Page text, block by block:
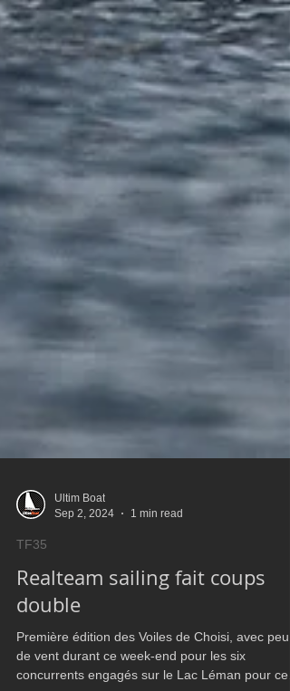
Ultim Boat
Sep 2, 2024
1 min read
TF35
Realteam sailing fait coups
double